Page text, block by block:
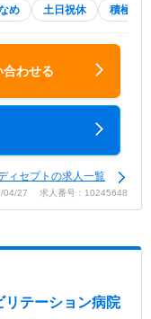
め 土日祝休 積極採
合わせる
ィセプトの求人一覧
04/27 求人番号：10245648
リテーション病院